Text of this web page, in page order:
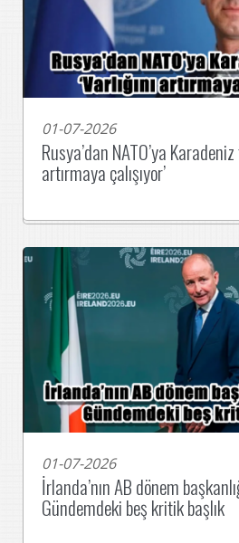
01-07-2026
Rusya’dan NATO’ya Karadeniz
artırmaya çalışıyor’
01-07-2026
İrlanda’nın AB dönem
Gündemdeki beş kritik başlık